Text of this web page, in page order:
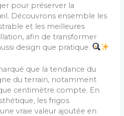
pour préserver la
Découvrons ensemble les
et les meilleures
afin de transformer
design que pratique.
que la tendance du
du terrain, notamment
centimètre compte. En
les frigos
vraie valeur ajoutée en